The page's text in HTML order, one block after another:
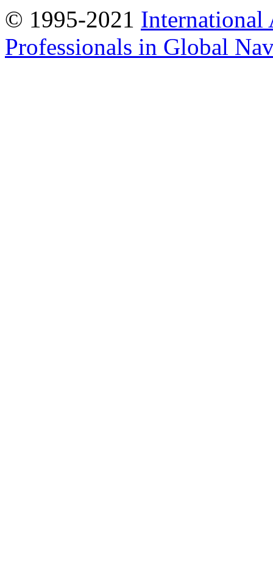
© 1995-2021 International
Professionals in Global